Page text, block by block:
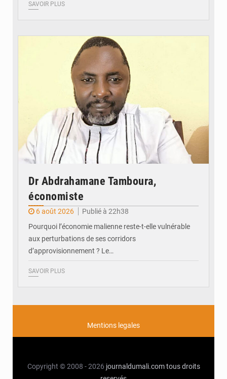
SAVOIR PLUS
Dr Abdrahamane Tamboura,
économiste
6 août 2026
Publié à 22h38
Pourquoi l’économie malienne reste-t-elle vulnérable
aux perturbations de ses corridors
d’approvisionnement ? Le…
SAVOIR PLUS
Mentions legales
Copyright © 2008 - 2026 journaldumali.com tous droits